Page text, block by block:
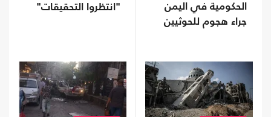
الحكومية في اليمن
جراء هجوم للحوثيين
"انتظروا التحقيقات"